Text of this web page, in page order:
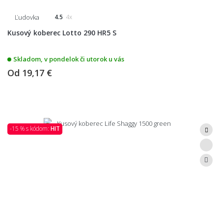
Ľudovka 4.5 4x
Kusový koberec Lotto 290 HR5 S
Skladom, v pondelok či utorok u vás
Od 19,17 €
-15 % s kódom: HIT